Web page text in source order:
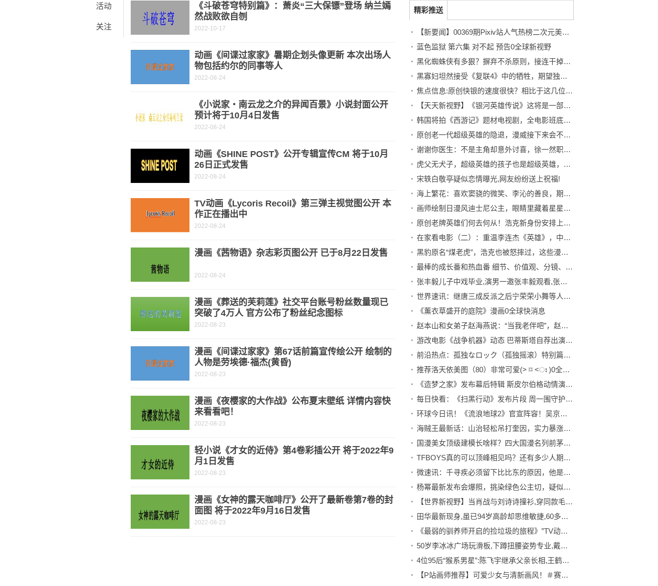
活动
关注
《斗破苍穹特别篇》：萧炎“三大保镖”登场 纳兰嫣
然战败欲自刎
2022-10-17
动画《间谍过家家》暑期企划头像更新 本次出场人
物包括约尔的同事等人
2022-08-24
《小说家・南云龙之介的异闻百景》小说封面公开
预计将于10月4日发售
2022-08-24
动画《SHINE POST》公开专辑宣传CM 将于10月
26日正式发售
2022-08-24
TV动画《Lycoris Recoil》第三弹主视觉图公开 本
作正在播出中
2022-08-24
漫画《茜物语》杂志彩页图公开 已于8月22日发售
2022-08-24
漫画《葬送的芙莉莲》社交平台账号粉丝数量现已
突破了4万人 官方公布了粉丝纪念图标
2022-08-23
漫画《间谍过家家》第67话前篇宣传绘公开 绘制的
人物是劳埃德·福杰(黄昏)
2022-08-23
漫画《夜樱家的大作战》公布夏末壁纸 详情内容快
来看看吧！
2022-08-23
轻小说《才女的近侍》第4卷彩插公开 将于2022年9
月1日发售
2022-08-23
漫画《女神的露天咖啡厅》公开了最新卷第7卷的封
面图 将于2022年9月16日发售
2022-08-23
精彩推送
【新要闻】00369期Pixiv站人气热榜二次元美图精选#原神#明日方舟#腿控#黑丝#御姐#萝莉#性感#可爱
蓝色监狱 第六集 对不起 预告0全球新视野
黑化蜘蛛侠有多狠？摒弃不杀原则，接连干掉8位反派4观天下
黑寡妇坦然接受《复联4》中的牺牲，期望独立电影更加有内涵！3速看
焦点信息:原创快银的速度很快？相比于这几位漫威英雄，他算是最慢的！
【天天新视野】《银河英雄传说》这将是一部真人电影，或者是中美合拍，能还原大作吗？
韩国将拍《西游记》题材电视剧，全电影班底制作，盼创造收视奇迹
原创老一代超级英雄的隐退，漫威接下来会不会落寞？我认为有可能！3天天关注
谢谢你医生：不是主角却意外讨喜，徐一然职场的状态才是人间清醒
虎父无犬子，超级英雄的孩子也是超级英雄，漫威的那些“超二代”
宋轶白敬亭疑似恋情曝光,网友纷纷送上祝福!
海上繁花：喜欢窦骁的微笑、李沁的善良，期待雷宇峥、杜晓苏相恋
画师绘制日漫风迪士尼公主，眼睛里藏着星星，小美人鱼太惊艳
原创老牌英雄们何去何从！浩克新身份安排上！我只是一名导师！
在家看电影（二）：重温李连杰《英雄》，中日两部动画很不一样
黑豹原名“煤老虎”，浩克也被怒摔过，这些漫威趣事你知道吗？2环球微动态
最棒的成长番和热血番 细节、价值观、分镜、作画无可挑剔
张丰毅儿子中戏毕业,演男一邀张丰毅观看,张丰毅:你演男一能看?1环球聚看点
世界速讯：继唐三成反派之后宁荣荣小舞等人也被打成反派，主角团都成反派了
《薰衣草盛开的庭院》漫画0全球快消息
赵本山和女弟子赵海燕说：“当我老伴吧”，赵海燕：“师父，我没听错吧？”
游改电影《战争机器》动态 巴蒂斯塔自荐出演男主
前沿热点：孤独なロック（孤独摇滚）特别篇3 凉与虹夏自截情头（个人向）
推荐洛天依美图（80）非常可爱(˃ ⌑ ˂ഃ )0全球快讯
《造梦之家》发布幕后特辑 斯皮尔伯格动情演说1观焦点
每日快看：《扫黑行动》发布片段 周一围守护正义驱散黑暗
环球今日讯！《流浪地球2》官宣阵容！吴京刘德华李雪健领衔
海贼王最新话：山治轻松吊打奎因，实力暴涨，比四皇更强！0当前通讯
国漫美女顶级建模长啥样？四大国漫名列前茅，白月魁是真白啊3世界热文
TFBOYS真的可以顶峰相见吗？还有多少人期待合体？
微速讯：千寻疾必须留下比比东的原因，他是为了武魂殿，但也可能是真喜欢
杨幂最新发布会爆照，挑染绿色公主切，疑似抄袭日动漫《海贼王》2世界快资讯
【世界新视野】当肖战与刘诗诗撞衫,穿同款毛衣亮相,一个帅气绅士一个潇洒甜美
田华最新现身,虽已94岁高龄却思维敏捷,60多年前的事仍记忆犹新
《最弱的驯养师开启的捡垃圾的旅程》”TV动画化3环球快播
50岁李冰冰广场玩滑板,下蹲扭腰姿势专业,戴围脖口罩打扮酷帅2今日热门
4位95后“猴系男星”:陈飞宇继承父亲长相,王鹤棣自称猴系帅哥0天天观速讯
【P站画师推荐】可爱少女与清新画风！＃赛马娘＃美图搬运＃画师推荐3全球滚动